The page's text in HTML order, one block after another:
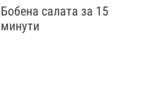
Бобена салата за 15
минути